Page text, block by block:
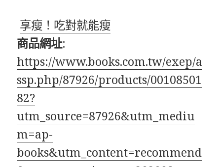
享瘦！吃對就能瘦
商品網址:
https://www.books.com.tw/exep/a
ssp.php/87926/products/00108501
82?
utm_source=87926&utm_mediu
m=ap-
books&utm_content=recommend